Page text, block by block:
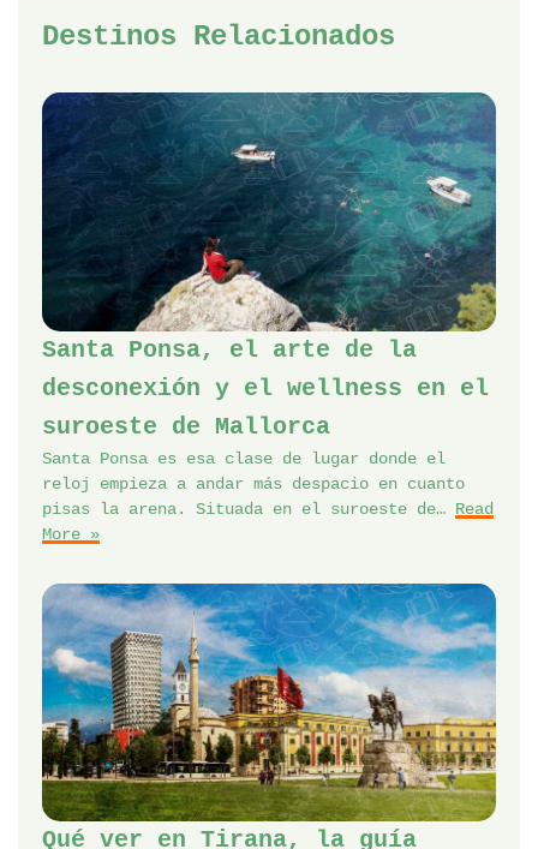
Destinos Relacionados
Santa Ponsa, el arte de la
desconexión y el wellness en el
suroeste de Mallorca
Santa Ponsa es esa clase de lugar donde el
reloj empieza a andar más despacio en cuanto
pisas la arena. Situada en el suroeste de… Read
More »
Qué ver en Tirana, la guía